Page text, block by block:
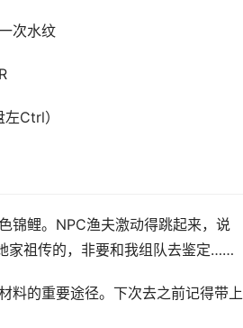
次水纹
Ctrl）
锦鲤。NPC渔夫激动得跳起来，说
家祖传的，非要和我组队去鉴定……
料的重要途径。下次去之前记得带上